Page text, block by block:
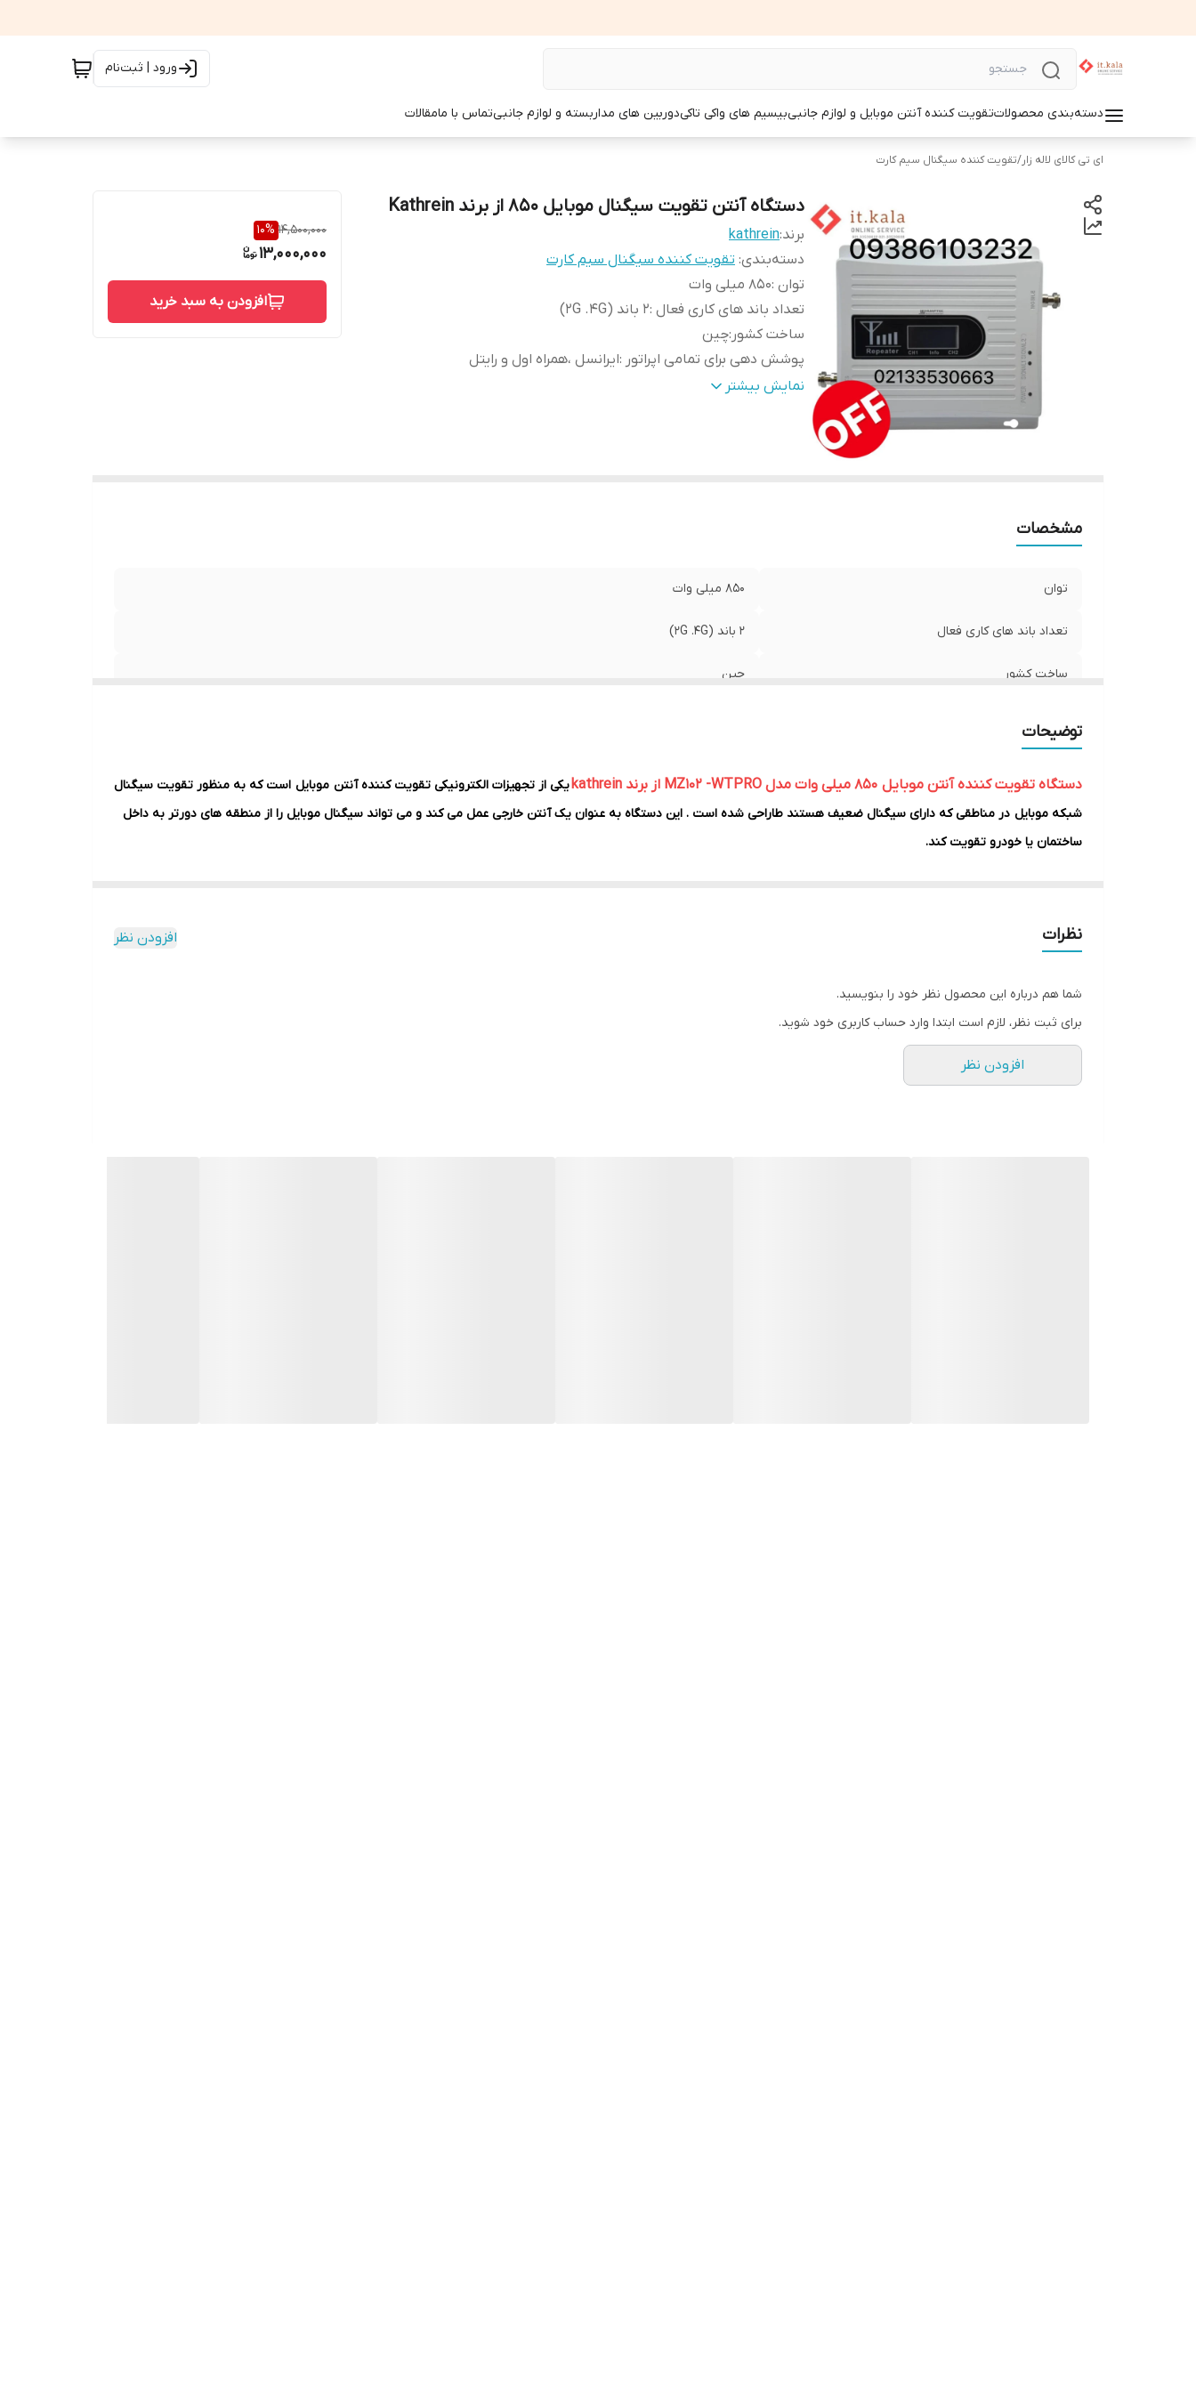
ورود | ثبت‌نام
دسته‌بندی محصولاتتقویت کننده آنتن موبایل و لوازم جانبیبیسیم های واکی تاکیدوربین های مداربسته و لوازم جانبیتماس با مامقالات
ای تی کالای لاله زار/تقویت کننده سیگنال سیم کارت
دستگاه آنتن تقویت سیگنال موبایل 850 از برند Kathrein
برند:kathrein
دسته‌بندی: تقویت کننده سیگنال سیم کارت
توان :850 میلی وات
تعداد باند های کاری فعال :2 باند (2G .4G)
ساخت کشور :چین
پوشش دهی برای تمامی اپراتور :ایرانسل ،همراه اول و رایتل
محدوده فرکانسی
نمایش بیشتر
14,500,000
10%
13,000,000
افزودن به سبد خرید
مشخصات
توان 850 میلی وات
تعداد باند های کاری فعال 2 باند (2G .4G)
ساخت کشور چین
توضیحات
دستگاه تقویت کننده آنتن موبایل 850 میلی وات مدل MZ102 -WTPRO از برند kathrein
یکی از تجهیزات الکترونیکی تقویت کننده آنتن موبایل است که به منظور تقویت سیگنال
شبکه موبایل در مناطقی که دارای سیگنال ضعیف هستند طاراحی شده است . این دستگاه به عنوان یک آنتن خارجی عمل می کند و می تواند سیگنال موبایل را از منطقه های دورتر به داخل
ساختمان یا خودرو تقویت کند.
نظرات افزودن نظر
شما هم درباره این محصول نظر خود را بنویسید.
برای ثبت نظر، لازم است ابتدا وارد حساب کاربری خود شوید.
افزودن نظر